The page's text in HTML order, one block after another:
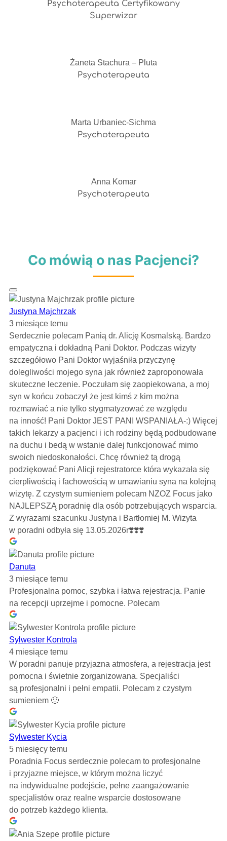
Psychoterapeuta Certyfikowany
Superwizor
Żaneta Stachura – Pluta
Psychoterapeuta
Marta Urbaniec-Sichma
Psychoterapeuta
Anna Komar
Psychoterapeuta
Co mówią o nas Pacjenci?
Justyna Majchrzak
3 miesiące temu
Serdecznie polecam Panią dr. Alicję Kosmalską. Bardzo
empatyczna i dokładną Pani Doktor. Podczas wizyty
szczegółowo Pani Doktor wyjaśniła przyczynę
dolegliwości mojego syna jak również zaproponowała
skuteczne leczenie. Poczułam się zaopiekowana, a moj
syn w końcu zobaczył że jest kimś z kim można
rozmawiać a nie tylko stygmatyzować ze względu
na inność! Pani Doktor JEST PANI WSPANIAŁA-:) Więcej
takich lekarzy a pacjenci i ich rodziny będą podbudowane
na duchu i bedą w wstanie dalej funkcjonować mimo
swoich niedoskonałości. Chcę również tą drogą
podziękować Pani Alicji rejestratorce która wykazała się
cierpliwością i fachowością w umawianiu syna na kolejną
wizytę. Z czystym sumieniem polecam NZOZ Focus jako
NAJLEPSZĄ poradnię dla osób potrzebujących wsparcia.
Z wyrazami szacunku Justyna i Bartłomiej M. Wizyta
w poradni odbyła się 13.05.2026r❣️❣️❣️
Danuta
3 miesiące temu
Profesjonalna pomoc, szybka i łatwa rejestracja. Panie
na recepcji uprzejme i pomocne. Polecam
Sylwester Kontrola
4 miesiące temu
W poradni panuje przyjazna atmosfera, a rejestracja jest
pomocna i świetnie zorganizowana. Specjaliści
są profesjonalni i pełni empatii. Polecam z czystym
sumieniem 🙂
Sylwester Kycia
5 miesięcy temu
Poradnia Focus serdecznie polecam to profesjonalne
i przyjazne miejsce, w którym można liczyć
na indywidualne podejście, pełne zaangażowanie
specjalistów oraz realne wsparcie dostosowane
do potrzeb każdego klienta.